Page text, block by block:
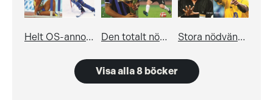
Helt OS-annolika historier Den totalt nödvändiga boken med fantastiska fakta om fotboll Stora nödvändiga boken med värdelöst vetande om fotboll
Visa alla 8 böcker